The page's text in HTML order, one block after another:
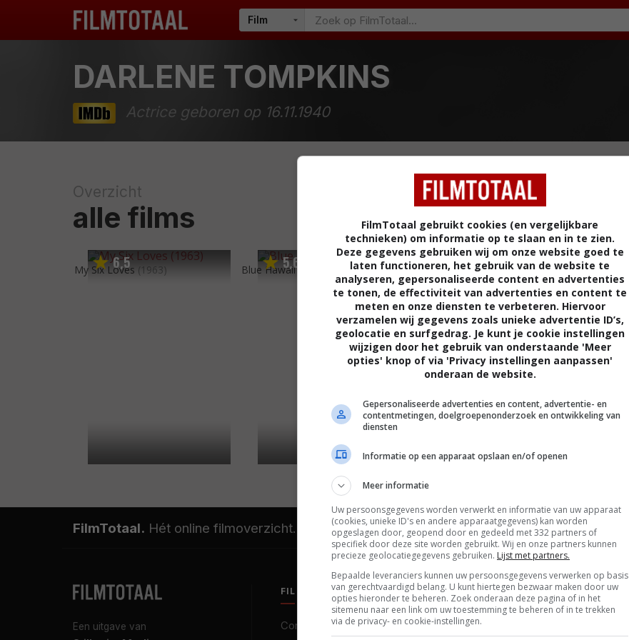
DARLENE TOMPKINS
Actrice geboren op 16.11.1940
Overzicht
alle films
6,5
My Six Loves (1963) 5,6
Blue Hawaii
FilmTotaal. Hét online filmoverzicht.
Een uitgave van
FILMTOTAAL
Contact
BELEID
Privacy
FilmTotaal gebruikt cookies (en vergelijkbare
technieken) om informatie op te slaan en in te zien.
Deze gegevens gebruiken wij om onze website goed te
laten functioneren, het gebruik van de website te
analyseren, gepersonaliseerde content en advertenties
te tonen, de effectiviteit van advertenties en content te
meten en onze diensten te verbeteren. Hiervoor
verzamelen wij gegevens zoals unieke advertentie ID’s,
geolocatie en surfgedrag. Je kunt je cookie instellingen
wijzigen door het gebruik van onderstaande 'Meer
opties' knop of via 'Privacy instellingen aanpassen'
onderaan de website.
Gepersonaliseerde advertenties en content, advertentie- en
contentmetingen, doelgroepenonderzoek en ontwikkeling van
diensten
Informatie op een apparaat opslaan en/of openen
Meer informatie
Uw persoonsgegevens worden verwerkt en informatie van uw apparaat
(cookies, unieke ID's en andere apparaatgegevens) kan worden
opgeslagen door, geopend door en gedeeld met 332 partners of
specifiek door deze site worden gebruikt. Wij en onze partners kunnen
precieze geolocatiegegevens gebruiken. Lijst met partners.
Bepaalde leveranciers kunnen uw persoonsgegevens verwerken op basis
van gerechtvaardigd belang. U kunt hiertegen bezwaar maken door uw
opties hieronder te beheren. Zoek onderaan deze pagina of in het
sitemenu naar een link om uw toestemming te beheren of in te trekken
via de privacy- en cookie-instellingen.